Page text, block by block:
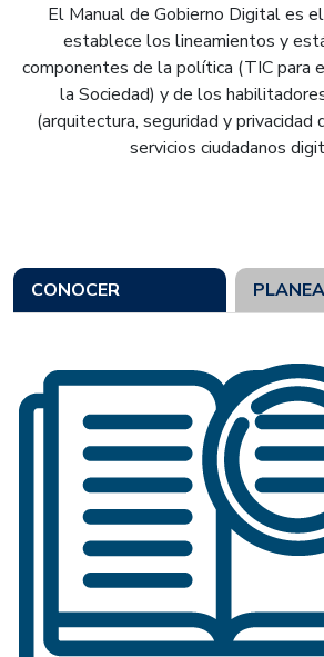
El Manual de Gobierno Digital es
establece los lineamientos y
componentes de la política (TIC para
la Sociedad) y de los
(arquitectura, seguridad y privacidad
servicios ciudadanos
CONOCER